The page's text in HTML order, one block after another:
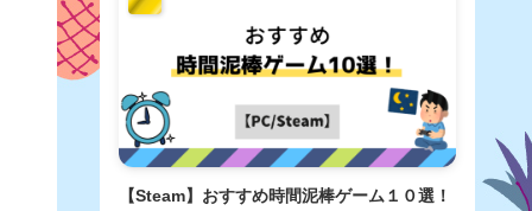
【Steam】おすすめ時間泥棒ゲーム１０選！